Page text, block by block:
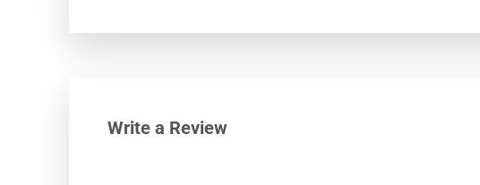
Write a Review